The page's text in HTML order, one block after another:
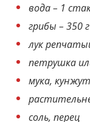
вода – 1
грибы – 350 г
лук
петрушка
мука,
соль, перец